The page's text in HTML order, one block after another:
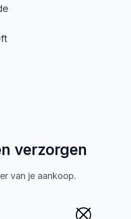
verzorgen
van je aankoop.